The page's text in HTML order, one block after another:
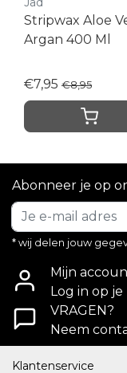
Stripwax Aloe
Argan 400 Ml
€7,95 €8,95
Abonneer je op
* wij delen jouw
Mijn
Log in op
VRAGEN?
Neem
Klantenservice